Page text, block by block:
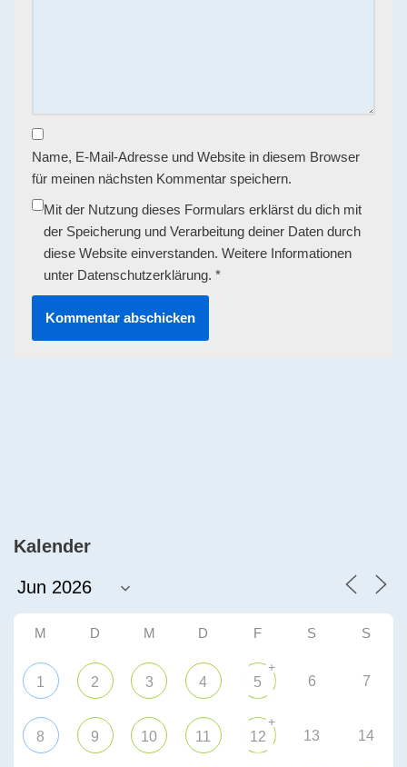
Name, E-Mail-Adresse und Website in diesem Browser
für meinen nächsten Kommentar speichern.
Mit der Nutzung dieses Formulars erklärst du dich mit
der Speicherung und Verarbeitung deiner Daten durch
diese Website einverstanden. Weitere Informationen
unter Datenschutzerklärung. *
Kalender
M D M D F S S
1 2 3 4 5
+
6 7
8 9 10 11 12
+
13 14